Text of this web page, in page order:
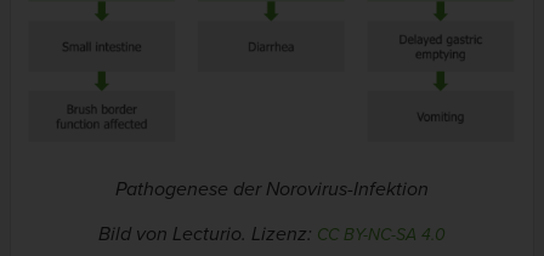
Pathogenese der Norovirus-Infektion
Bild von Lecturio. Lizenz: CC BY-NC-SA 4.0